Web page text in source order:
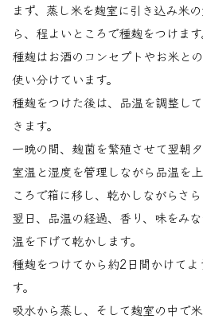
まず、蒸し米を麹室に引き込み米
ら、程よいところで種麹をつけます
種麹はお酒のコンセプトやお米と
使い分けています。
種麹をつけた後は、品温を調整し
きます。
一晩の間、麹菌を繁殖させて翌朝タ
室温と湿度を管理しながら品温を
ころで箱に移し、乾かしながらさ
翌日、品温の経過、香り、味をみ
温を下げて乾かします。
種麹をつけてから約2日間かけてよ
す。
吸水から蒸し、そして麹室の中で